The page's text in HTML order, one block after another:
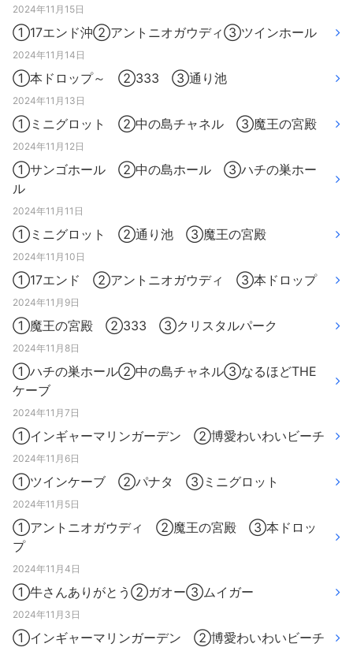
2024年11月15日
①17エンド沖②アントニオガウディ③ツインホール
2024年11月14日
①本ドロップ～ ②333 ③通り池
2024年11月13日
①ミニグロット ②中の島チャネル ③魔王の宮殿
2024年11月12日
①サンゴホール ②中の島ホール ③ハチの巣ホー
ル
2024年11月11日
①ミニグロット ②通り池 ③魔王の宮殿
2024年11月10日
①17エンド ②アントニオガウディ ③本ドロップ
2024年11月9日
①魔王の宮殿 ②333 ③クリスタルパーク
2024年11月8日
①ハチの巣ホール②中の島チャネル③なるほどTHE
ケーブ
2024年11月7日
①インギャーマリンガーデン ②博愛わいわいビーチ
2024年11月6日
①ツインケーブ ②パナタ ③ミニグロット
2024年11月5日
①アントニオガウディ ②魔王の宮殿 ③本ドロッ
プ
2024年11月4日
①牛さんありがとう②ガオー③ムイガー
2024年11月3日
①インギャーマリンガーデン ②博愛わいわいビーチ